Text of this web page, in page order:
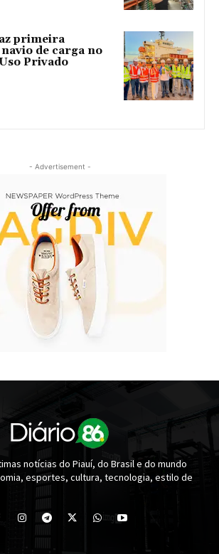
primeira
de carga no
Privado
- Advertisement -
notícias do Piauí, do Brasil e do mundo
esportes, cultura, tecnologia, estilo de